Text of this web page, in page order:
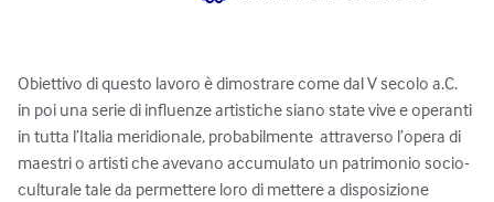
Obiettivo di questo lavoro è dimostrare come dal V secolo a.C.
in poi una serie di influenze artistiche siano state vive e operanti
in tutta l’Italia meridionale, probabilmente  attraverso l’opera di
maestri o artisti che avevano accumulato un patrimonio socio-
culturale tale da permettere loro di mettere a disposizione